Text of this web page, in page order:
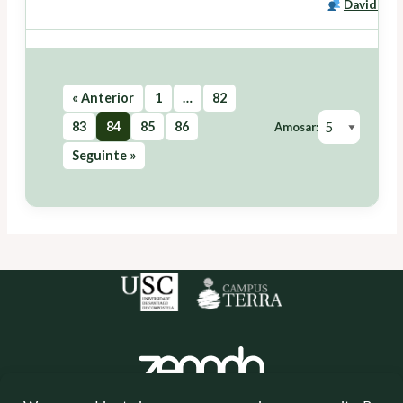
David
« Anterior 1 …
82
83
84 85
86
Seguinte »
Amosar: